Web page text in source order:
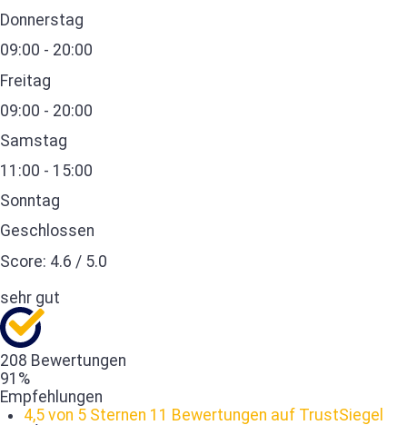
Donnerstag
09:00 - 20:00
Freitag
09:00 - 20:00
Samstag
11:00 - 15:00
Sonntag
Geschlossen
Score: 4.6 / 5.0
sehr gut
208 Bewertungen
91%
Empfehlungen
4,5 von 5 Sternen 11 Bewertungen auf TrustSiegel